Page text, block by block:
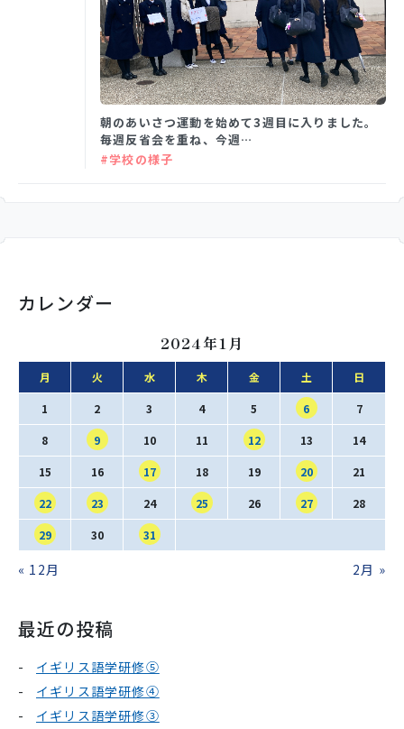
利用規約・免責事項 個人情報保護方針
SNS運用ポリシー 学校いじめ防止基本方針
採用情報
朝のあいさつ運動を始めて3週目に入りました。
毎週反省会を重ね、今週…
#学校の様子
カレンダー
2024年1月
月 火 水 木 金 土 日
1 2 3 4 5 6 7
8 9 10 11 12 13 14
15 16 17 18 19 20 21
22 23 24 25 26 27 28
29 30 31
« 12月 2月 »
最近の投稿
イギリス語学研修⑤
イギリス語学研修④
イギリス語学研修③